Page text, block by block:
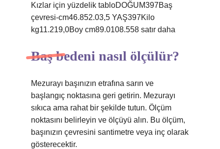
Kızlar için yüzdelik tabloDOĞUM397Baş
çevresi-cm46.852.03,5 YAŞ397Kilo
kg11.219,0Boy cm89.0108.558 satır daha
Baş bedeni nasıl ölçülür?
Mezurayı başınızın etrafına sarın ve
başlangıç ​​noktasına geri getirin. Mezurayı
sıkıca ama rahat bir şekilde tutun. Ölçüm
noktasını belirleyin ve ölçüyü alın. Bu ölçüm,
başınızın çevresini santimetre veya inç olarak
gösterecektir.